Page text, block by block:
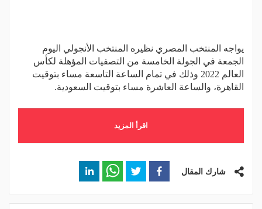
يواجه المنتخب المصري نظيره المنتخب الأنجولي اليوم
الجمعة في الجولة الخامسة من التصفيات المؤهلة لكأس
العالم 2022 وذلك في تمام الساعة التاسعة مساء بتوقيت
القاهرة، والساعة العاشرة مساء بتوقيت السعودية.
اقرأ المزيد
شارك المقال